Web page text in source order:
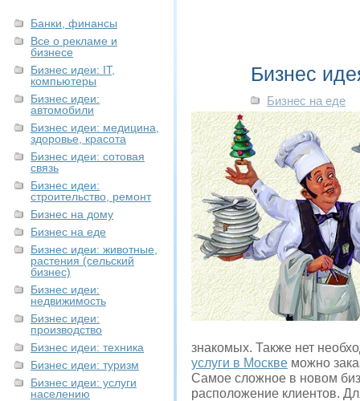
Банки, финансы
Все о рекламе и
бизнесе
Бизнес идеи: IT,
компьютеры
Бизнес идеи:
автомобили
Бизнес идеи: медицина,
здоровье, красота
Бизнес идеи: сотовая
связь
Бизнес идеи:
строительство, ремонт
Бизнес на дому
Бизнес на еде
Бизнес идеи: животные,
растения (сельский
бизнес)
Бизнес идеи:
недвижимость
Бизнес идеи:
производство
Бизнес идеи: техника
Бизнес идеи: туризм
Бизнес идеи: услуги
населению
Бизнес
Бизнес на еде
знакомых. Также нет
услуги в Москве можно
Самое сложное в новом
расположение клиентов.